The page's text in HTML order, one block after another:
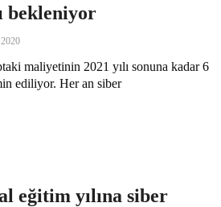
bekleniyor
maliyetinin 2021 yılı sonuna kadar 6
ediliyor. Her an siber
eğitim yılına siber